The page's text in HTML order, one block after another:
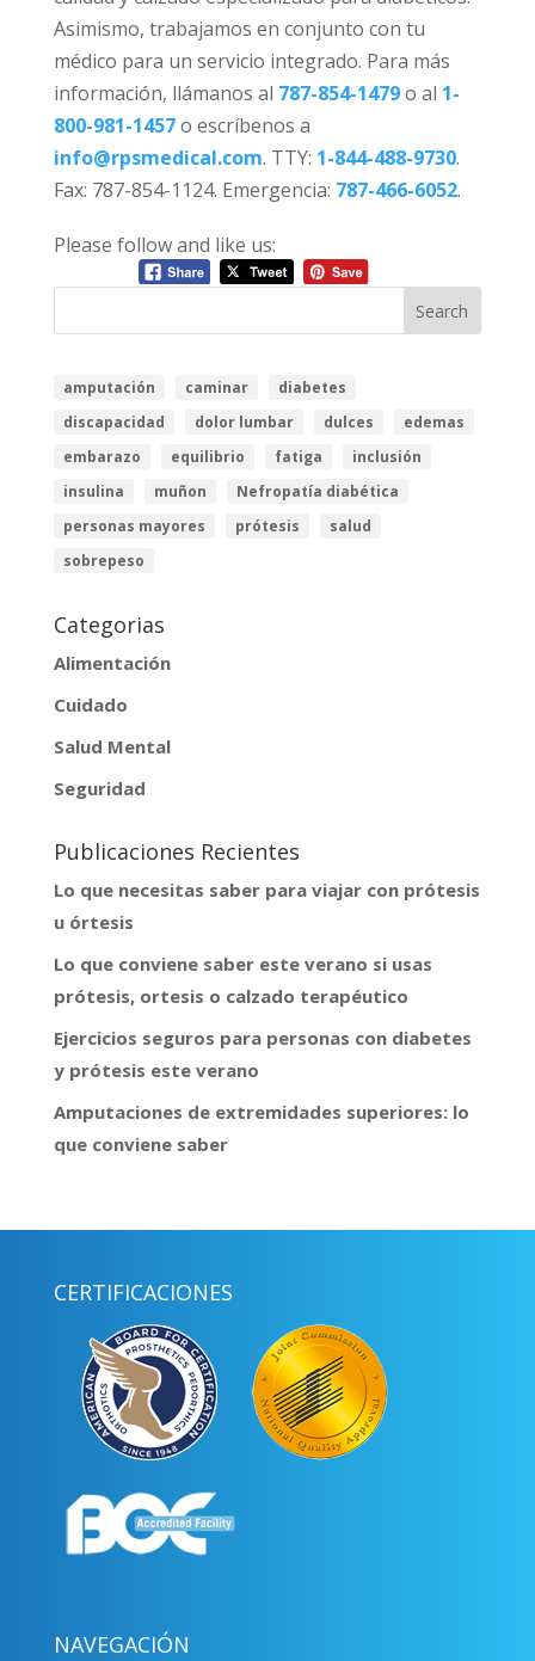
Asimismo, trabajamos en conjunto con tu
médico para un servicio integrado. Para más
información, llámanos al 787-854-1479o al 1-
800-981-1457o escríbenos a
info@rpsmedical.com. TTY: 1-844-488-9730.
Fax: 787-854-1124. Emergencia: 787-466-6052.
Please follow and like us:
amputación caminar
diabetes
discapacidad
dolor lumbar dulces
edemas
embarazo
equilibrio fatiga
inclusión
insulina
muñon
Nefropatía diabética
personas mayores
prótesis
salud
sobrepeso
Categorias
Alimentación
Cuidado
Salud Mental
Seguridad
Publicaciones Recientes
Lo que necesitas saber para viajar con prótesis
u órtesis
Lo que conviene saber este verano si usas
prótesis, ortesis o calzado terapéutico
Ejercicios seguros para personas con diabetes
y prótesis este verano
Amputaciones de extremidades superiores: lo
que conviene saber
CERTIFICACIONES
NAVEGACIÓN